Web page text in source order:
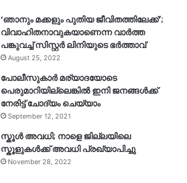
‘ഞാനും മക്കളും പുതിയ ജീവിതത്തിലേക്ക്’;
വിവാഹിതനാവുകയാണെന്ന വാർത്ത
പങ്കുവച്ച് സിസ്റ്റർ ലിനിയുടെ ഭർത്താവ്
August 25, 2022
പോലീസുകാര്‍ മര്യാദയോടെ
പെരുമാറിയില്ലെങ്കില്‍ ഇനി ജനങ്ങള്‍ക്ക്
നേരിട്ട് ചോദ്യം ചെയ്യാം
September 12, 2021
സ്കൂൾ അവധി; നാളെ ജില്ലയിലെ
സ്കൂളുകൾക്ക് അവധി പ്രഖ്യാപിച്ചു
November 28, 2022